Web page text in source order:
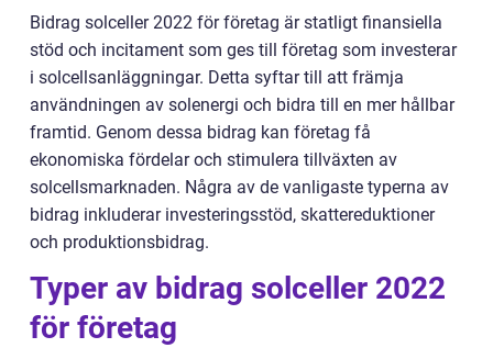
Bidrag solceller 2022 för företag är statligt finansiella
stöd och incitament som ges till företag som investerar
i solcellsanläggningar. Detta syftar till att främja
användningen av solenergi och bidra till en mer hållbar
framtid. Genom dessa bidrag kan företag få
ekonomiska fördelar och stimulera tillväxten av
solcellsmarknaden. Några av de vanligaste typerna av
bidrag inkluderar investeringsstöd, skattereduktioner
och produktionsbidrag.
Typer av bidrag solceller 2022
för företag